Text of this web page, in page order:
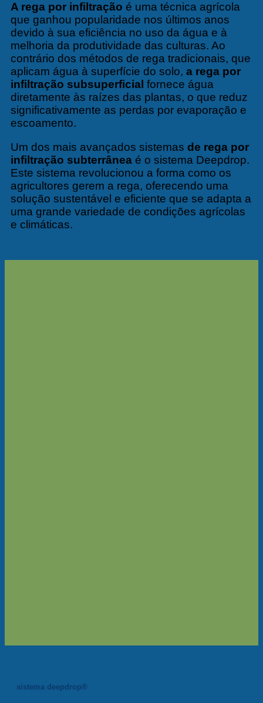
A rega por infiltração é uma técnica agrícola
que ganhou popularidade nos últimos anos
devido à sua eficiência no uso da água e à
melhoria da produtividade das culturas. Ao
contrário dos métodos de rega tradicionais, que
aplicam água à superfície do solo, a rega por
infiltração subsuperficial fornece água
diretamente às raízes das plantas, o que reduz
significativamente as perdas por evaporação e
escoamento.
Um dos mais avançados sistemas de rega por
infiltração subterrânea é o sistema Deepdrop.
Este sistema revolucionou a forma como os
agricultores gerem a rega, oferecendo uma
solução sustentável e eficiente que se adapta a
uma grande variedade de condições agrícolas
e climáticas.
sistema deepdrop®